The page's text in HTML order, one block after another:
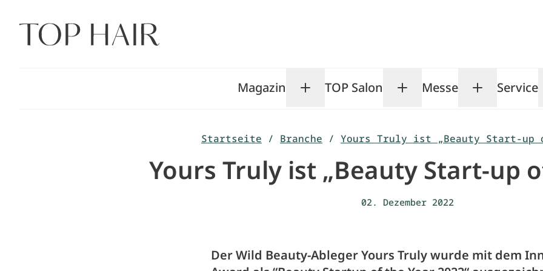
Inhalt
springen
Magazin Toggle Magazin submenu
TOP Salon Toggle TOP Salon
Messe ToggleService
Startseite / Branche / Yours Truly ist „Beauty Start-up
Yours Truly ist „Beauty Start-up
02. Dezember 2022
Der Wild Beauty-Ableger Yours Truly wurde mit dem